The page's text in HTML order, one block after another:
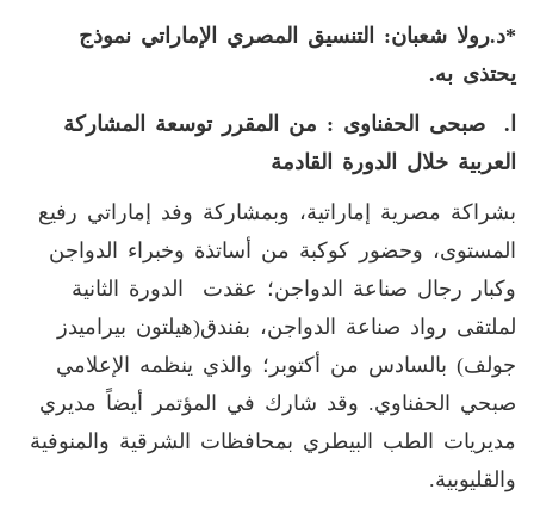
*د.رولا شعبان: التنسيق المصري الإماراتي نموذج
يحتذى به.
ا. صبحى الحفناوى : من المقرر توسعة المشاركة
العربية خلال الدورة القادمة
بشراكة مصرية إماراتية، وبمشاركة وفد إماراتي رفيع
المستوى، وحضور كوكبة من أساتذة وخبراء الدواجن
وكبار رجال صناعة الدواجن؛ عقدت الدورة الثانية
لملتقى رواد صناعة الدواجن، بفندق(هيلتون بيراميدز
جولف) بالسادس من أكتوبر؛ والذي ينظمه الإعلامي
صبحي الحفناوي. وقد شارك في المؤتمر أيضاً مديري
مديريات الطب البيطري بمحافظات الشرقية والمنوفية
والقليوبية.